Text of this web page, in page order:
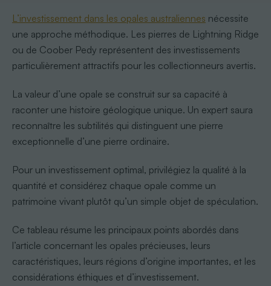
L’investissement dans les opales australiennes nécessite
une approche méthodique. Les pierres de Lightning Ridge
ou de Coober Pedy représentent des investissements
particulièrement attractifs pour les collectionneurs avertis.
La valeur d’une opale se construit sur sa capacité à
raconter une histoire géologique unique. Un expert saura
reconnaître les subtilités qui distinguent une pierre
exceptionnelle d’une pierre ordinaire.
Pour un investissement optimal, privilégiez la qualité à la
quantité et considérez chaque opale comme un
patrimoine vivant plutôt qu’un simple objet de spéculation.
Ce tableau résume les principaux points abordés dans
l’article concernant les opales précieuses, leurs
caractéristiques, leurs régions d’origine importantes, et les
considérations éthiques et d’investissement.